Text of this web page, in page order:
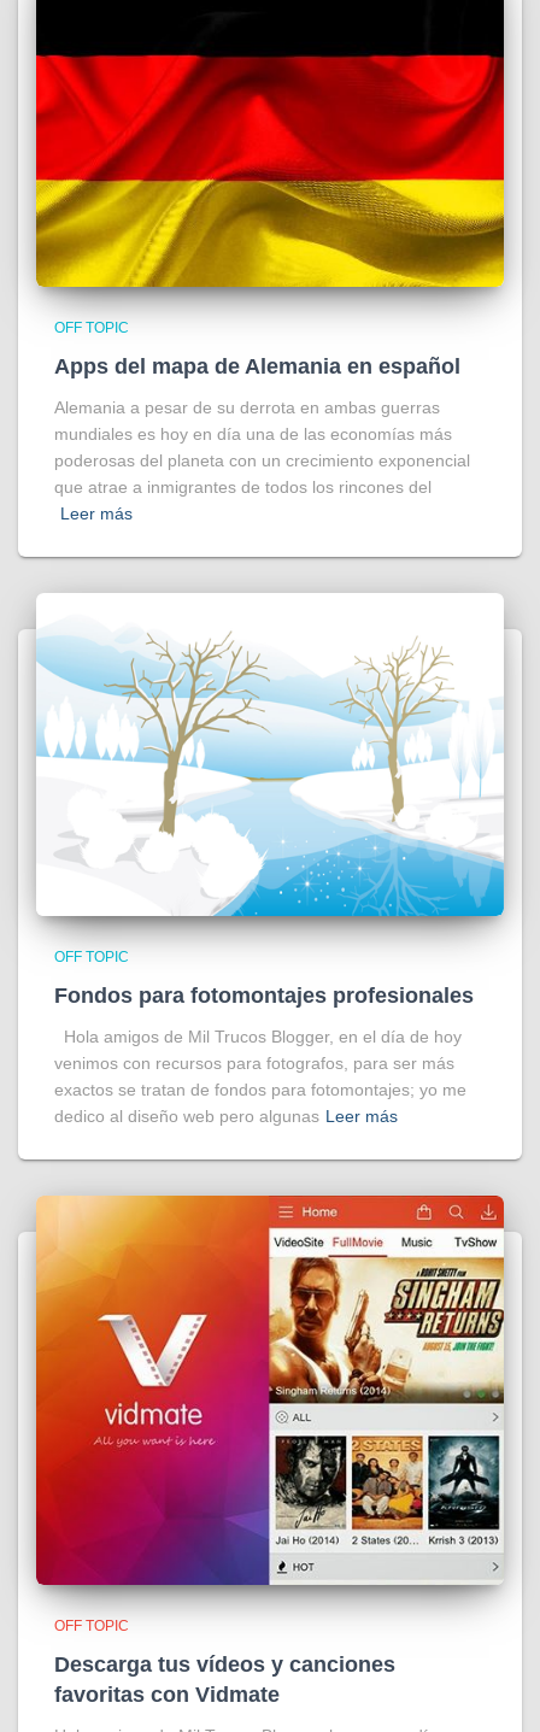
OFF TOPIC
Apps del mapa de Alemania en español
Alemania a pesar de su derrota en ambas guerras
mundiales es hoy en día una de las economías más
poderosas del planeta con un crecimiento exponencial
que atrae a inmigrantes de todos los rincones del
Leer más
OFF TOPIC
Fondos para fotomontajes profesionales
Hola amigos de Mil Trucos Blogger, en el día de hoy
venimos con recursos para fotografos, para ser más
exactos se tratan de fondos para fotomontajes; yo me
dedico al diseño web pero algunas Leer más
OFF TOPIC
Descarga tus vídeos y canciones
favoritas con Vidmate